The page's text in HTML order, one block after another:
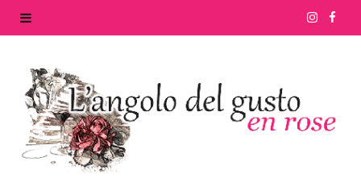
I
t e